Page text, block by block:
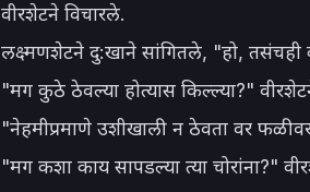
वीरशेटने विचारले.
लक्ष्मणशेटने दु:खाने सांगितले, "हो,
"मग कुठे ठेवल्या होत्यास किल्ल्या?"
"नेहमीप्रमाणे उशीखाली न ठेवता वर
"मग कशा काय सापडल्या त्या चोरांना?"